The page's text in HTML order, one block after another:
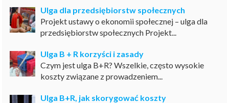
Ulga dla przedsiębiorstw społecznych
Projekt ustawy o ekonomii społecznej – ulga dla
przedsiębiorstw społecznych Projekt...
Ulga B + R korzyści i zasady
Czym jest ulga B+R? Wszelkie, często wysokie
koszty związane z prowadzeniem...
Ulga B+R, jak skorygować koszty